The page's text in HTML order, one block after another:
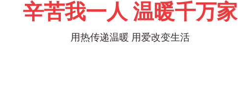
辛苦我一人 温暖千万家
用热传递温暖 用爱改变生活